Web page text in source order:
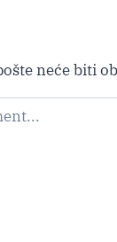
neće biti